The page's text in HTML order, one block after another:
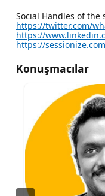
Social Handles of the
https://twitter.com/
https://
https://
Konuşmacılar